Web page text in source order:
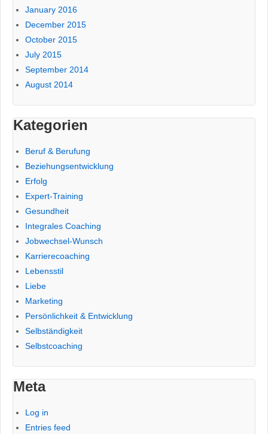
January 2016
December 2015
October 2015
July 2015
September 2014
August 2014
Kategorien
Beruf & Berufung
Beziehungsentwicklung
Erfolg
Expert-Training
Gesundheit
Integrales Coaching
Jobwechsel-Wunsch
Karrierecoaching
Lebensstil
Liebe
Marketing
Persönlichkeit & Entwicklung
Selbständigkeit
Selbstcoaching
Meta
Log in
Entries feed